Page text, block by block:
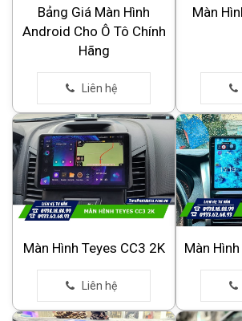
Bảng Giá Màn Hình
Android Cho Ô Tô Chính
Hãng
Màn
Màn Hình Teyes CC3 2K Màn